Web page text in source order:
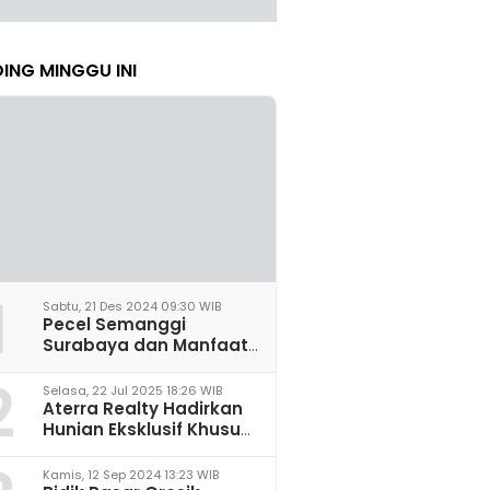
MINGGU INI
Sabtu, 21 Des 2024 09:30 WIB
Pecel Semanggi
Surabaya dan Manfaat
Saraf
Selasa, 22 Jul 2025 18:26 WIB
Aterra Realty Hadirkan
Hunian Eksklusif Khusus
Malang
Kamis, 12 Sep 2024 13:23 WIB